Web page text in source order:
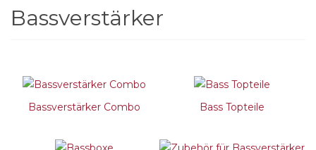
Bassverstärker
Bassverstärker Combo Bass Topteile